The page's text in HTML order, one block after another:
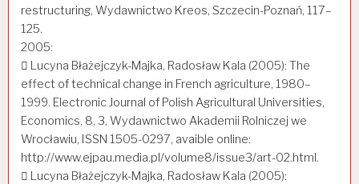
restructuring, Wydawnictwo Kreos, Szczecin-Poznań, 117–
125.
2005:
 Lucyna Błażejczyk-Majka, Radosław Kala (2005): The
effect of technical change in French agriculture, 1980–
1999. Electronic Journal of Polish Agricultural Universities,
Economics, 8, 3, Wydawnictwo Akademii Rolniczej we
Wrocławiu, ISSN 1505-0297, avaible online:
http://www.ejpau.media.pl/volume8/issue3/art-02.html.
 Lucyna Błażejczyk-Majka, Radosław Kala (2005):